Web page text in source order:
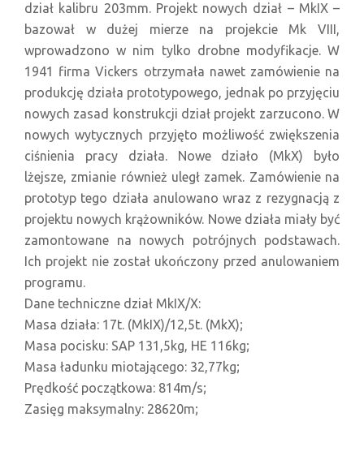
dział kalibru 203mm. Projekt nowych dział – MkIX –
bazował w dużej mierze na projekcie Mk VIII,
wprowadzono w nim tylko drobne modyfikacje. W
1941 firma Vickers otrzymała nawet zamówienie na
produkcję działa prototypowego, jednak po przyjęciu
nowych zasad konstrukcji dział projekt zarzucono. W
nowych wytycznych przyjęto możliwość zwiększenia
ciśnienia pracy działa. Nowe działo (MkX) było
lżejsze, zmianie również uległ zamek. Zamówienie na
prototyp tego działa anulowano wraz z rezygnacją z
projektu nowych krążowników. Nowe działa miały być
zamontowane na nowych potrójnych podstawach.
Ich projekt nie został ukończony przed anulowaniem
programu.
Dane techniczne dział MkIX/X:
Masa działa: 17t. (MkIX)/12,5t. (MkX);
Masa pocisku: SAP 131,5kg, HE 116kg;
Masa ładunku miotającego: 32,77kg;
Prędkość początkowa: 814m/s;
Zasięg maksymalny: 28620m;